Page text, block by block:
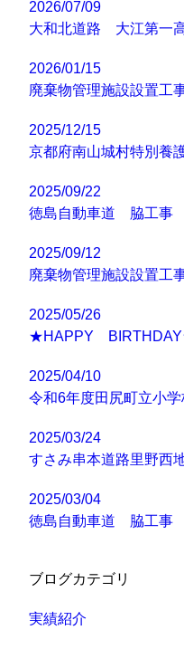
2026/07/09
大和北道路 大江第一
2026/01/15
廃棄物管理施設設置工
2025/12/15
京都府南山城村特別養
2025/09/22
徳島自動車道 脇工事
2025/09/12
廃棄物管理施設設置工
2025/05/26
★HAPPY
2025/04/10
令和6年度田尻町立小
2025/03/24
すさみ串本道路里野西
2025/03/04
徳島自動車道 脇工事
ブログカテゴリ
実績紹介